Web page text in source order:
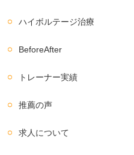
ハイボルテージ治療
BeforeAfter
トレーナー実績
推薦の声
求人について